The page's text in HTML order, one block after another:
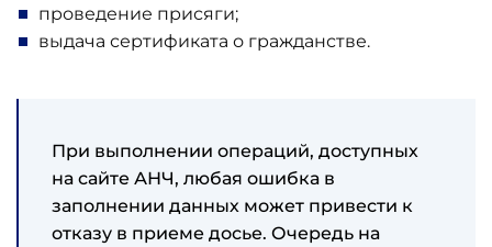
проведение присяги;
выдача сертификата о гражданстве.
При выполнении операций, доступных
на сайте АНЧ, любая ошибка в
заполнении данных может привести к
отказу в приеме досье. Очередь на